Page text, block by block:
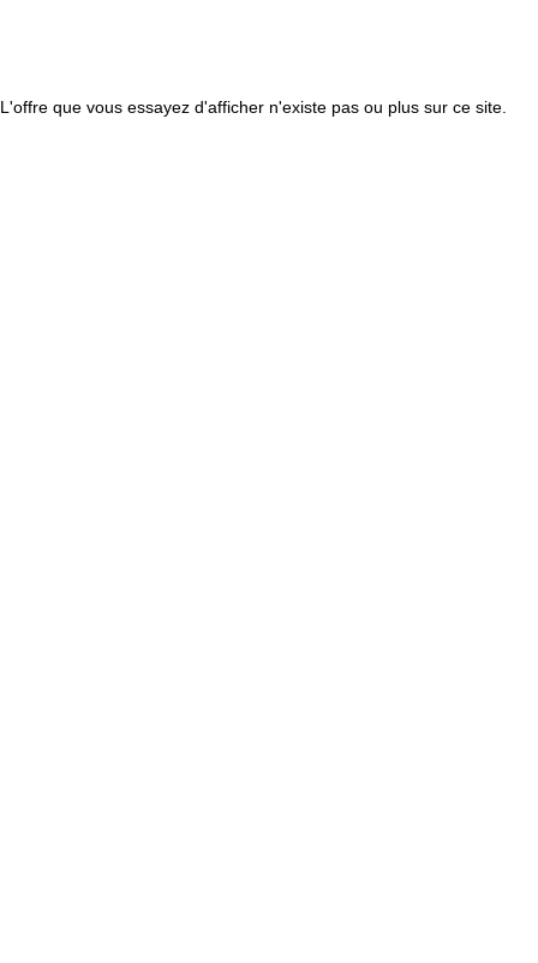
L'offre que vous essayez d'afficher n'existe pas ou plus sur ce site.